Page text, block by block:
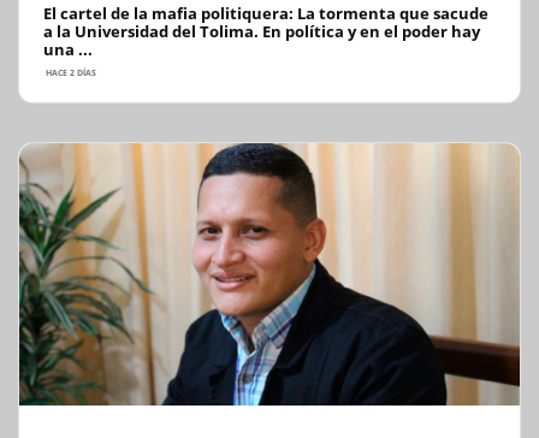
El cartel de la mafia politiquera: La tormenta que sacude
a la Universidad del Tolima. En política y en el poder hay
una ...
HACE 2 DÍAS